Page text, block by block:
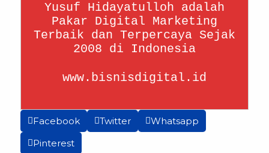
Yusuf Hidayatulloh adalah
Pakar Digital Marketing
Terbaik dan Terpercaya Sejak
2008 di Indonesia
www.bisnisdigital.id
Facebook Twitter
Whatsapp
Pinterest